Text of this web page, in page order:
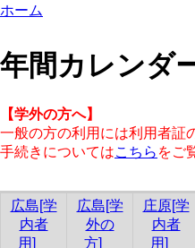
ホーム
年間カレンダ
【学外の方へ】
一般の方の利用には利用者証
手続きについてはこちら をご
広島[学
内者
用]
広島[学
外の
方]
庄原[学
内者
用]